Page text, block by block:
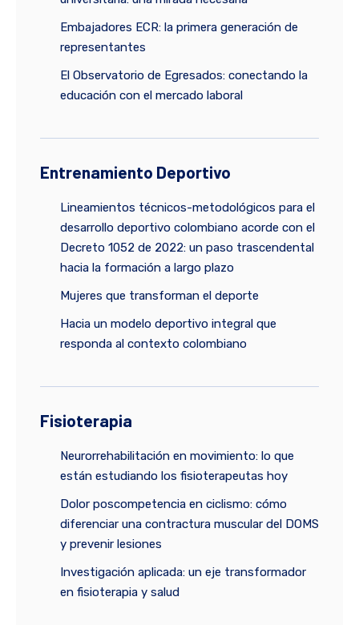
Embajadores ECR: la primera generación de
representantes
El Observatorio de Egresados: conectando la
educación con el mercado laboral
Entrenamiento Deportivo
Lineamientos técnicos-metodológicos para el
desarrollo deportivo colombiano acorde con el
Decreto 1052 de 2022: un paso trascendental
hacia la formación a largo plazo
Mujeres que transforman el deporte
Hacia un modelo deportivo integral que
responda al contexto colombiano
Fisioterapia
Neurorrehabilitación en movimiento: lo que
están estudiando los fisioterapeutas hoy
Dolor poscompetencia en ciclismo: cómo
diferenciar una contractura muscular del DOMS
y prevenir lesiones
Investigación aplicada: un eje transformador
en fisioterapia y salud